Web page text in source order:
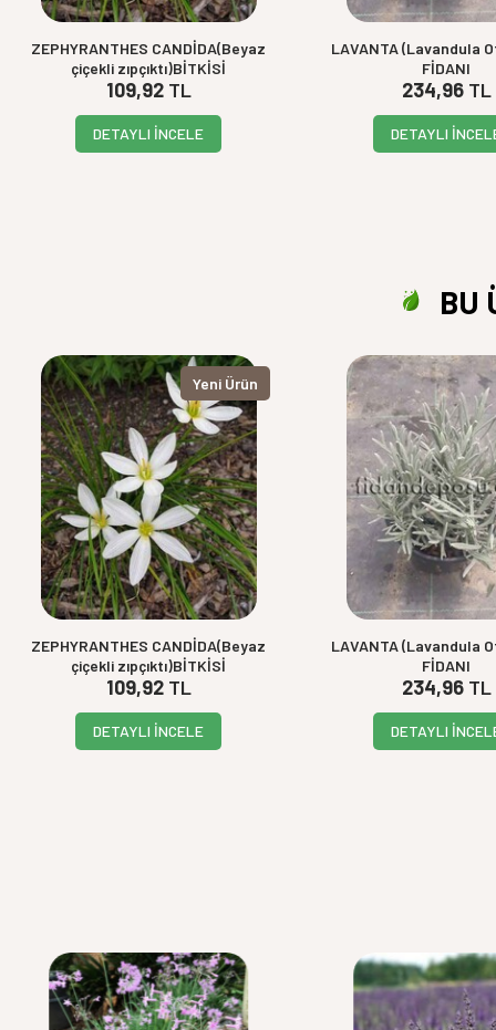
ZEPHYRANTHES CANDİDA(Beyaz
çiçekli zıpçıktı)BİTKİSİ
109,92TL
DETAYLI İNCELE
LAVANTA (Lavandula
FİDANI
234,96TL
DETAYLI
BU
Yeni Ürün
ZEPHYRANTHES CANDİDA(Beyaz
çiçekli zıpçıktı)BİTKİSİ
109,92TL
DETAYLI İNCELE
LAVANTA (Lavandula
FİDANI
234,96TL
DETAYLI